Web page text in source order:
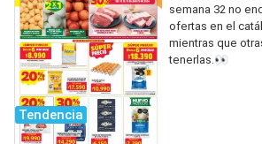
Tendencia
semana 32 no
ofertas en el
mientras que
tenerlas.👀